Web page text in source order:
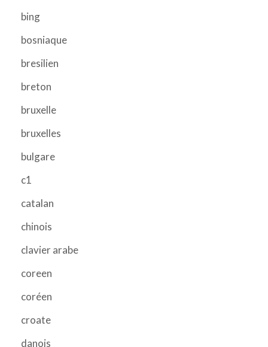
bing
bosniaque
bresilien
breton
bruxelle
bruxelles
bulgare
c1
catalan
chinois
clavier arabe
coreen
coréen
croate
danois